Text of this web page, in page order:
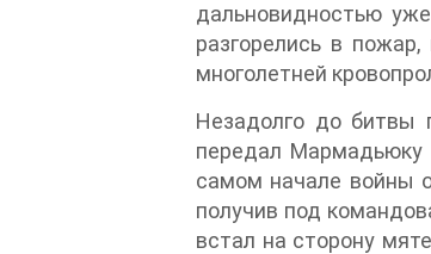
дальновидностью
разгорелись в
многолетней
Незадолго до битвы при Лексингтоне note 5 мистер
передал Мармадьюку
самом начале войны
получив под
встал на сторону